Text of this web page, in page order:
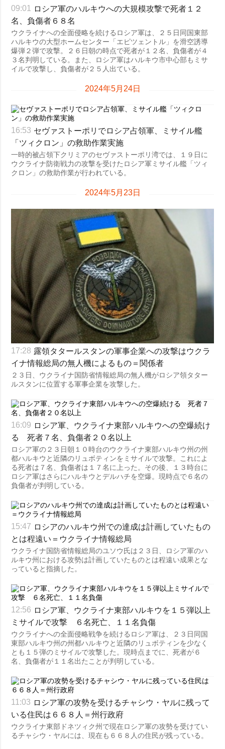
09:01
ロシア軍のハルキウへの大規模攻撃で死者１２
名、負傷者６８名
ウクライナへの全面侵略を続けるロシア軍は、２５日同国東部
ハルキウの大型ホームセンター「エピツェントル」を滑空誘導
爆弾２弾で攻撃。２６日朝の時点で死者が１２名、負傷者が４
３名判明している。また、ロシア軍はハルキウ市中心部もミサ
イルで攻撃し、負傷者が２５人出ている。
2024年5月24日
16:53 セヴァストーポリでロシア占領軍、ミサイル艦
「ツィクロン」の救助作業実施
一時的被占領下クリミアのセヴァストーポリ湾では、１９日に
ウクライナ防衛戦力の攻撃を受けたロシア軍ミサイル艦「ツィ
クロン」の救助作業が行われている。
2024年5月23日
17:28 露領タタールスタンの軍事企業への攻撃はウクラ
イナ情報総局の無人機によるもの＝関係者
２３日、ウクライナ国防省情報総局の無人機がロシア領タター
ルスタンに位置する軍事企業を攻撃した。
16:09 ロシア軍、ウクライナ東部ハルキウへの空爆続け
る 死者７名、負傷者２０名以上
ロシア軍の２３日朝１０時台のウクライナ東部ハルキウ州の州
都ハルキウと近隣のリュボティンをミサイルで攻撃。これによ
る死者は７名、負傷者は１７名に上った。その後、１３時台に
ロシア軍はさらにハルキウとデルハチを空爆。現時点で６名の
負傷者が判明している。
15:47 ロシアのハルキウ州での達成は計画していたもの
とは程遠い＝ウクライナ情報総局
ウクライナ国防省情報総局のユソウ氏は２３日、ロシア軍のハ
ルキウ州における攻勢は計画していたものとは程遠い成果とな
っていると指摘した。
12:56 ロシア軍、ウクライナ東部ハルキウを１５弾以上
ミサイルで攻撃 ６名死亡、１１名負傷
ウクライナへの全面侵略戦争を続けるロシア軍は、２３日同国
東部ハルキウ州の州都ハルキウと近隣のリュボティンを少なく
とも１５弾のミサイルで攻撃した。現時点までに、死者が６
名、負傷者が１１名出たことが判明している。
11:03 ロシア軍の攻勢を受けるチャシウ・ヤルに残って
いる住民は６６８人＝州行政府
ウクライナ東部ドネツィク州で現在ロシア軍の攻勢を受けてい
るチャシウ・ヤルには、現在も６６８人の住民が残っている。